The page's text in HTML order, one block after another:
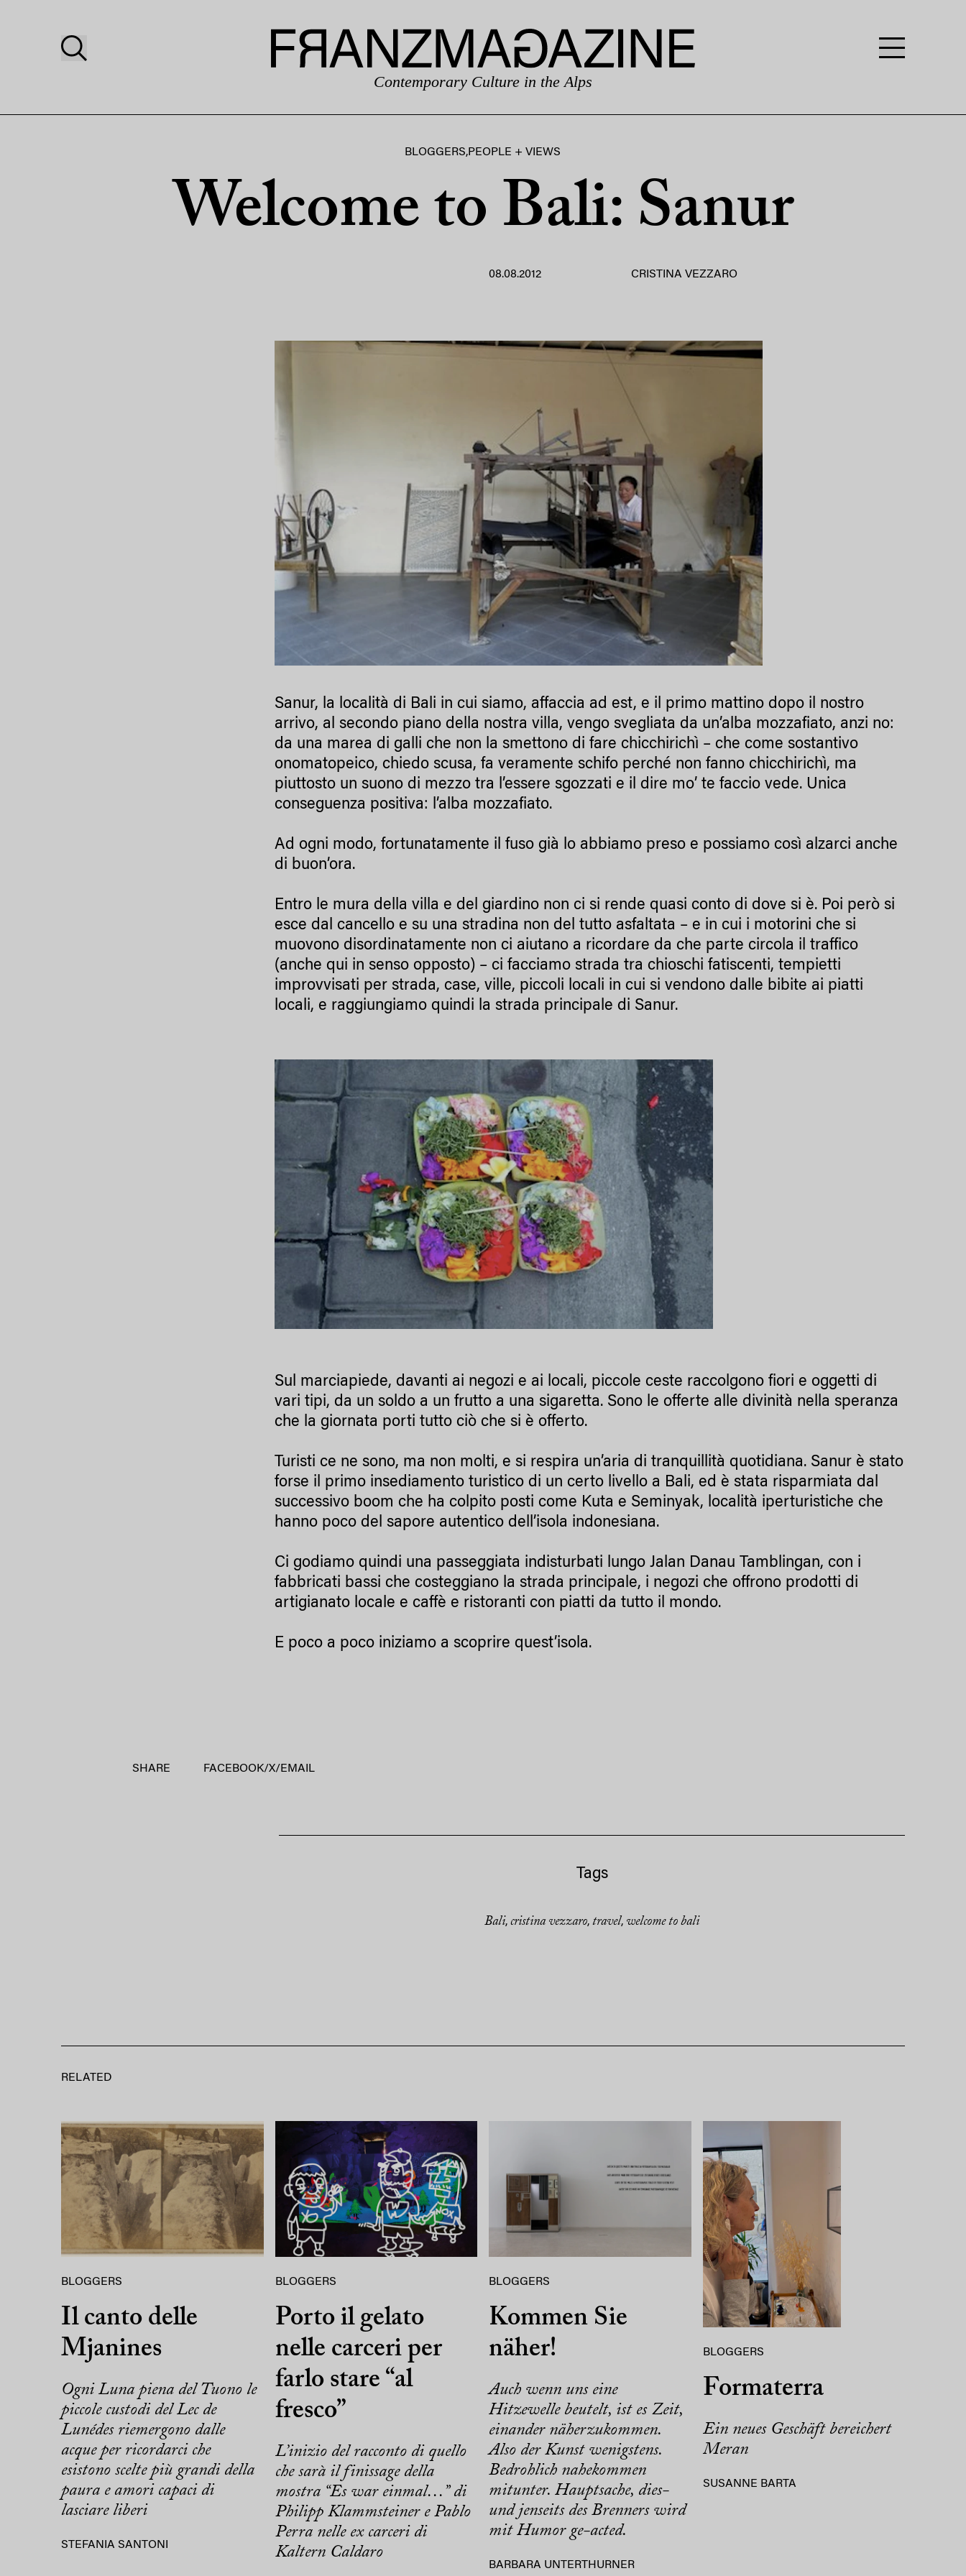
Contemporary Culture in the Alps
BLOGGERS,PEOPLE + VIEWS
Welcome to Bali: Sanur
08.08.2012 CRISTINA VEZZARO
Sanur, la località di Bali in cui siamo, affaccia ad est, e il primo mattino dopo il nostro
arrivo, al secondo piano della nostra villa, vengo svegliata da un’alba mozzafiato, anzi no:
da una marea di galli che non la smettono di fare chicchirichì – che come sostantivo
onomatopeico, chiedo scusa, fa veramente schifo perché non fanno chicchirichì, ma
piuttosto un suono di mezzo tra l’essere sgozzati e il dire mo’ te faccio vede. Unica
conseguenza positiva: l’alba mozzafiato.
Ad ogni modo, fortunatamente il fuso già lo abbiamo preso e possiamo così alzarci anche
di buon’ora.
Entro le mura della villa e del giardino non ci si rende quasi conto di dove si è. Poi però si
esce dal cancello e su una stradina non del tutto asfaltata – e in cui i motorini che si
muovono disordinatamente non ci aiutano a ricordare da che parte circola il traffico
(anche qui in senso opposto) – ci facciamo strada tra chioschi fatiscenti, tempietti
improvvisati per strada, case, ville, piccoli locali in cui si vendono dalle bibite ai piatti
locali, e raggiungiamo quindi la strada principale di Sanur.
Sul marciapiede, davanti ai negozi e ai locali, piccole ceste raccolgono fiori e oggetti di
vari tipi, da un soldo a un frutto a una sigaretta. Sono le offerte alle divinità nella speranza
che la giornata porti tutto ciò che si è offerto.
Turisti ce ne sono, ma non molti, e si respira un’aria di tranquillità quotidiana. Sanur è stato
forse il primo insediamento turistico di un certo livello a Bali, ed è stata risparmiata dal
successivo boom che ha colpito posti come Kuta e Seminyak, località iperturistiche che
hanno poco del sapore autentico dell’isola indonesiana.
Ci godiamo quindi una passeggiata indisturbati lungo Jalan Danau Tamblingan, con i
fabbricati bassi che costeggiano la strada principale, i negozi che offrono prodotti di
artigianato locale e caffè e ristoranti con piatti da tutto il mondo.
E poco a poco iniziamo a scoprire quest’isola.
SHARE FACEBOOK/X/ EMAIL
Tags
Bali, cristina vezzaro, travel, welcome to bali
RELATED
BLOGGERS
Il canto delle
Mjanines
Ogni Luna piena del Tuono le
piccole custodi del Lec de
Lunédes riemergono dalle
acque per ricordarci che
esistono scelte più grandi della
paura e amori capaci di
lasciare liberi
STEFANIA SANTONI
BLOGGERS
Porto il gelato
nelle carceri per
farlo stare “al
fresco”
L’inizio del racconto di quello
che sarà il finissage della
mostra “Es war einmal…” di
Philipp Klammsteiner e Pablo
Perra nelle ex carceri di
Kaltern Caldaro
BLOGGERS
Kommen Sie
näher!
Auch wenn uns eine
Hitzewelle beutelt, ist es Zeit,
einander näherzukommen.
Also der Kunst wenigstens.
Bedrohlich nahekommen
mitunter. Hauptsache, dies-
und jenseits des Brenners wird
mit Humor ge-acted.
BARBARA UNTERTHURNER
BLOGGERS
Formaterra
Ein neues Geschäft bereichert
Meran
SUSANNE BARTA